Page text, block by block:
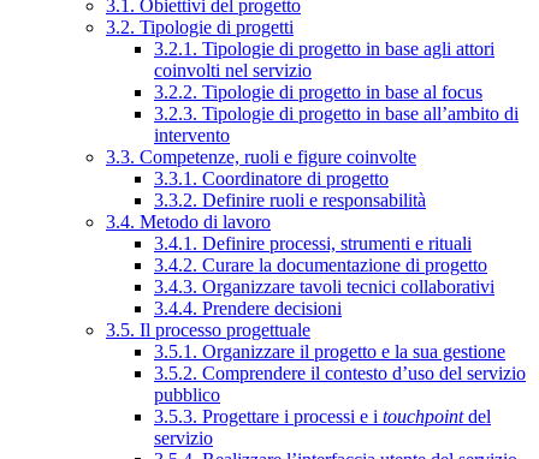
3.1. Obiettivi del progetto
3.2. Tipologie di progetti
3.2.1. Tipologie di progetto in base agli attori
coinvolti nel servizio
3.2.2. Tipologie di progetto in base al focus
3.2.3. Tipologie di progetto in base all’ambito di
intervento
3.3. Competenze, ruoli e figure coinvolte
3.3.1. Coordinatore di progetto
3.3.2. Definire ruoli e responsabilità
3.4. Metodo di lavoro
3.4.1. Definire processi, strumenti e rituali
3.4.2. Curare la documentazione di progetto
3.4.3. Organizzare tavoli tecnici collaborativi
3.4.4. Prendere decisioni
3.5. Il processo progettuale
3.5.1. Organizzare il progetto e la sua gestione
3.5.2. Comprendere il contesto d’uso del servizio
pubblico
3.5.3. Progettare i processi e i touchpointdel
servizio